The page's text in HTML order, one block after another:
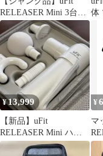
RELEASER Mini 3台ま
とめ ケース付属品あり
体
¥13,999
【新品】uFit
RELEASER Mini ハン
ディマッサージガン
¥
マ